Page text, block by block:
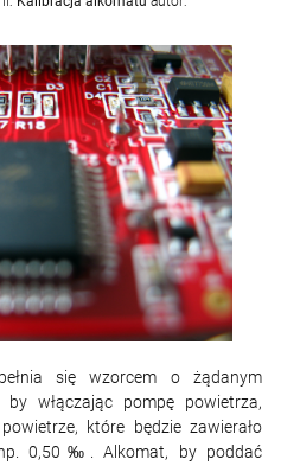
się wzorcem o żądanym
włączając pompę powietrza,
które będzie zawierało
np. 0,50‰. Alkomat, by poddać